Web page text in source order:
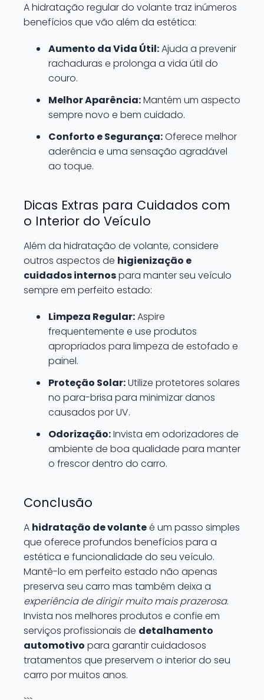
A hidratação regular do volante traz inúmeros
benefícios que vão além da estética:
Aumento da Vida Útil:Ajuda a prevenir
rachaduras e prolonga a vida útil do
couro.
Melhor Aparência:Mantém um aspecto
sempre novo e bem cuidado.
Conforto e Segurança:Oferece melhor
aderência e uma sensação agradável
ao toque.
Dicas Extras para Cuidados com
o Interior do Veículo
Além da hidratação de volante, considere
outros aspectos de higienização e
cuidados internospara manter seu veículo
sempre em perfeito estado:
Limpeza Regular:Aspire
frequentemente e use produtos
apropriados para limpeza de estofado e
painel.
Proteção Solar:Utilize protetores solares
no para-brisa para minimizar danos
causados por UV.
Odorização:Invista em odorizadores de
ambiente de boa qualidade para manter
o frescor dentro do carro.
Conclusão
A hidratação de volanteé um passo simples
que oferece profundos benefícios para a
estética e funcionalidade do seu veículo.
Mantê-lo em perfeito estado não apenas
preserva seu carro mas também deixa a
experiência de dirigir muito mais prazerosa.
Invista nos melhores produtos e confie em
serviços profissionais de detalhamento
automotivo para garantir cuidadosos
tratamentos que preservem o interior do seu
carro por muitos anos.